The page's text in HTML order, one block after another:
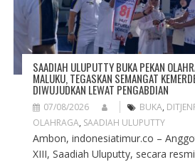
SAADIAH ULUPUTTY BUKA PEKAN
MALUKU, TEGASKAN SEMANGAT
DIWUJUDKAN LEWAT PENGABDIAN
07/08/2026 BUKA,
OLAHRAGA, SAADIAH ULUPUTTY
Ambon, indonesiatimur.co –
XIII, Saadiah Uluputty, secara